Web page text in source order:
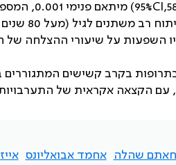
בקרב קשישים המתגוררים
עם הקצאה אקראית של
חאתם שהלה אחמד אבואליונס